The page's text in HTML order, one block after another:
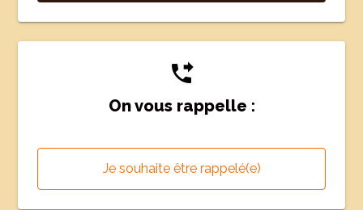
phone_forwarded
On vous rappelle :
Je souhaite être rappelé(e)